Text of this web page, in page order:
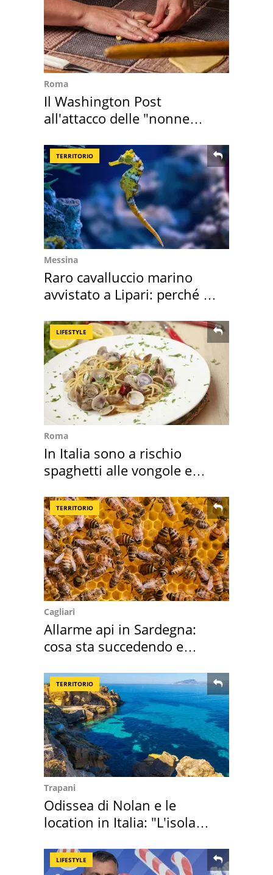
Roma
Il Washington Post
all'attacco delle "nonne
TERRITORIO
Messina
Raro cavalluccio marino
avvistato a Lipari: perché è
LIFESTYLE
Roma
In Italia sono a rischio
spaghetti alle vongole e
TERRITORIO
Cagliari
Allarme api in Sardegna:
cosa sta succedendo e
TERRITORIO
Trapani
Odissea di Nolan e le
location in Italia: "L'isola
LIFESTYLE